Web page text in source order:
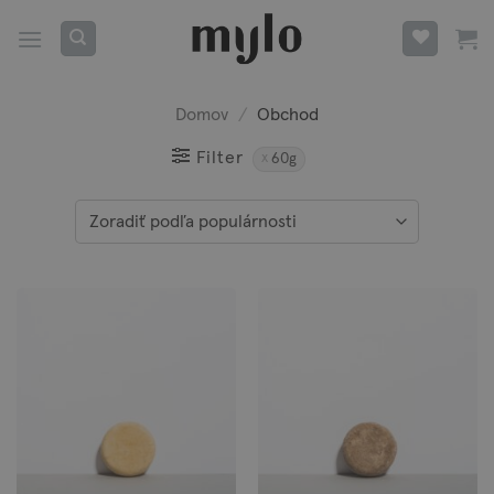
Domov / Obchod
Filter 60g